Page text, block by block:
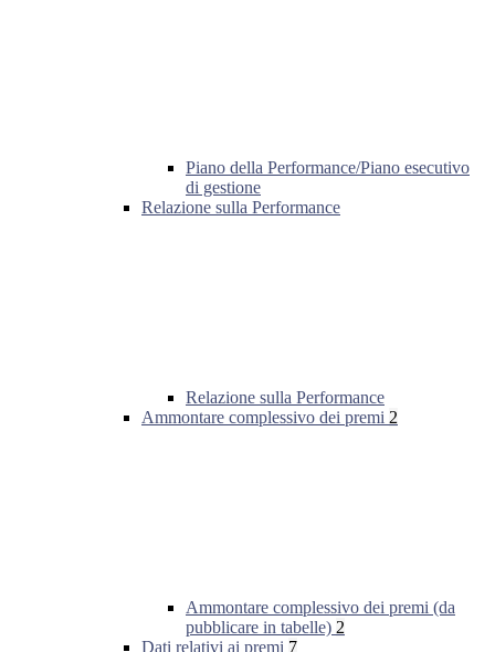
Piano della Performance/Piano esecutivo
di gestione
Relazione sulla Performance
Relazione sulla Performance
Ammontare complessivo dei premi 2
Ammontare complessivo dei premi (da
pubblicare in tabelle) 2
Dati relativi ai premi 7